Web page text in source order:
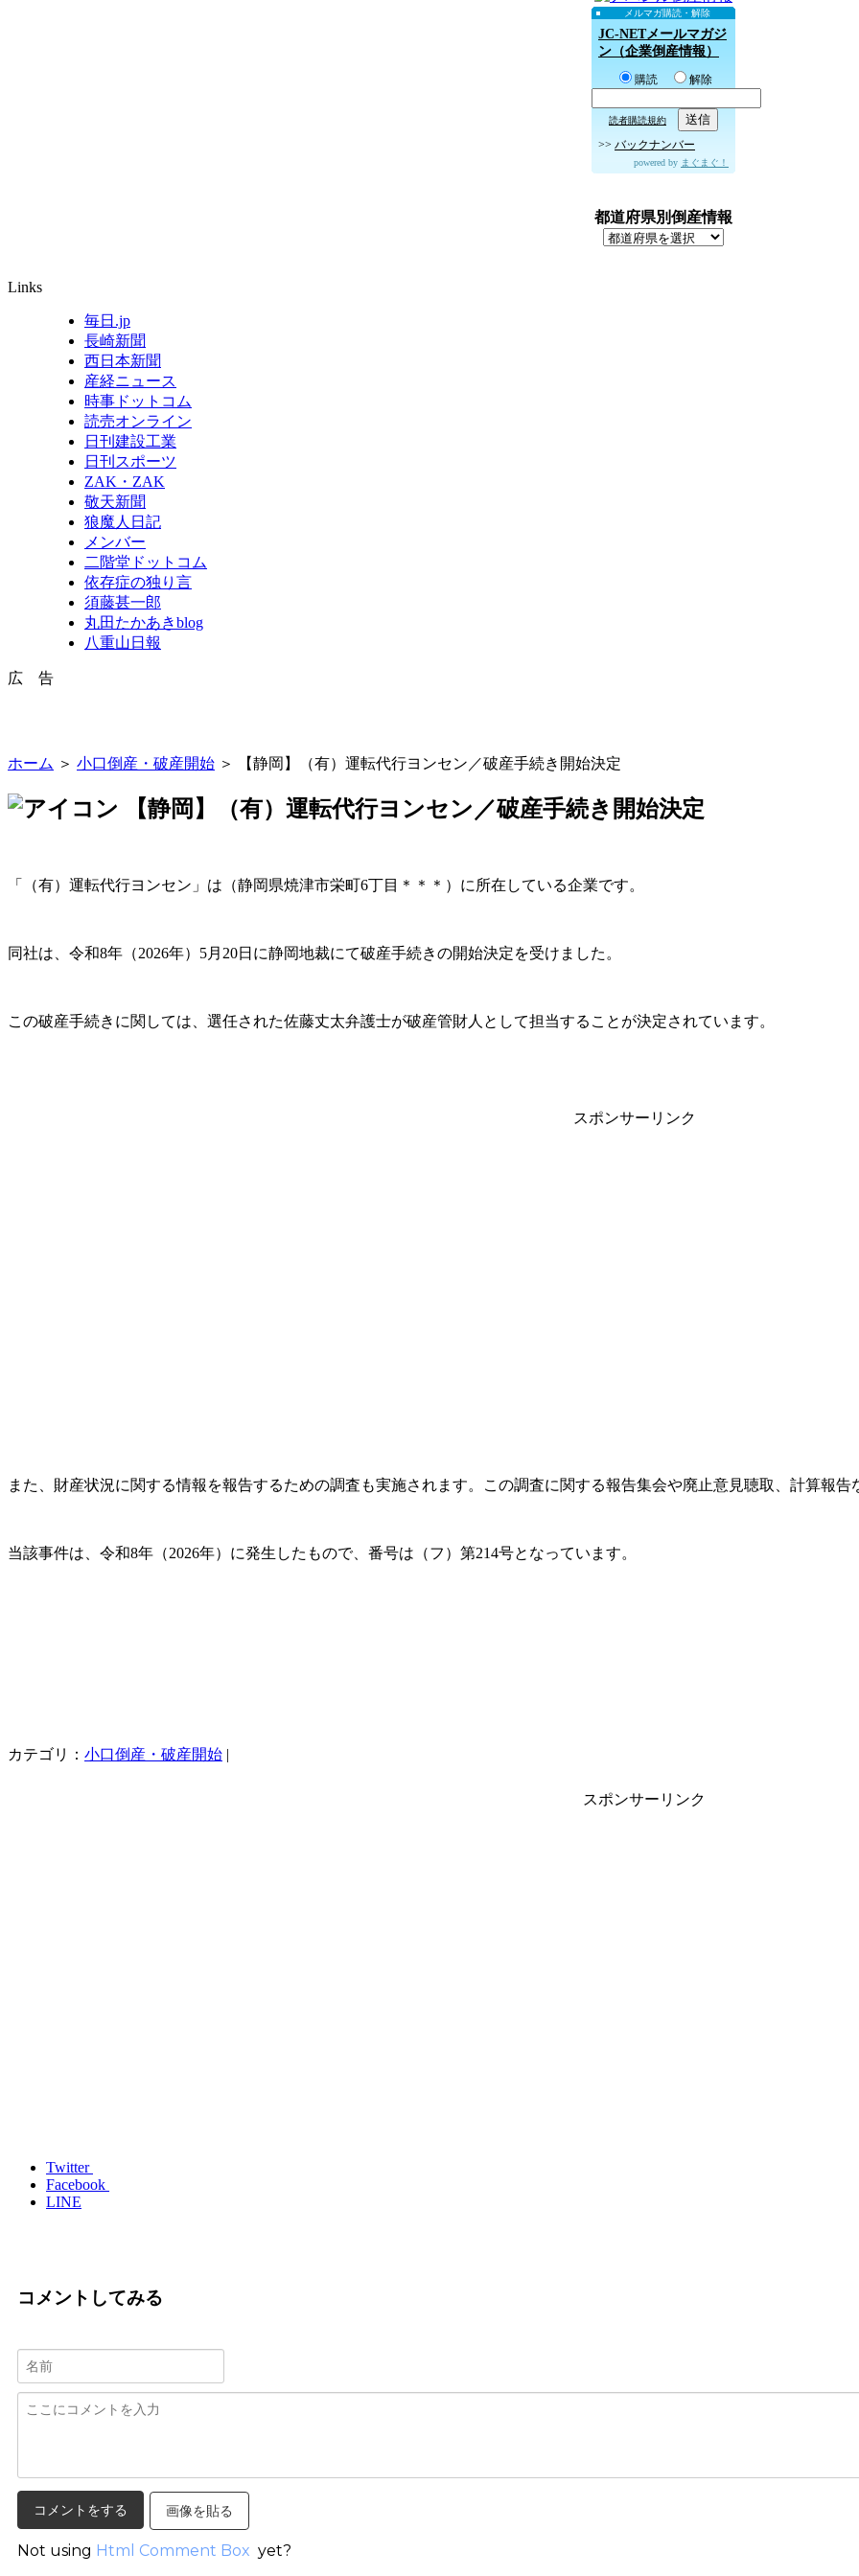
メルマガ購読・解除
JC-NETメールマガジ
ン（企業倒産情報）
購読 解除
読者購読規約
>> バックナンバー
powered by まぐまぐ！
都道府県別倒産情報
Links
毎日.jp
長崎新聞
西日本新聞
産経ニュース
時事ドットコム
読売オンライン
日刊建設工業
日刊スポーツ
ZAK・ZAK
敬天新聞
狼魔人日記
メンバー
二階堂ドットコム
依存症の独り言
須藤甚一郎
丸田たかあきblog
八重山日報
広 告
ホーム ＞ 小口倒産・破産開始 ＞ 【静岡】（有）運転代行ヨンセン／破産手続き開始決定
【静岡】（有）運転代行ヨンセン／破産手続き開始決定
「（有）運転代行ヨンセン」は（静岡県焼津市栄町6丁目＊＊＊）に所在している企業です。
同社は、令和8年（2026年）5月20日に静岡地裁にて破産手続きの開始決定を受けました。
この破産手続きに関しては、選任された佐藤丈太弁護士が破産管財人として担当することが決定されています。
スポンサーリンク
また、財産状況に関する情報を報告するための調査も実施されます。この調査に関する報告集会や廃止意見聴取、計算報
当該事件は、令和8年（2026年）に発生したもので、番号は（フ）第214号となっています。
カテゴリ： 小口倒産・破産開始 |
スポンサーリンク
Twitter
Facebook
LINE
コメントしてみる
画像を貼る
Not using Html Comment Box yet?